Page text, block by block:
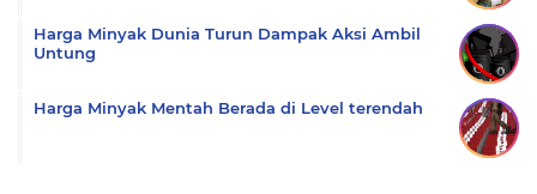
Harga Minyak Dunia Turun Dampak Aksi Ambil
Untung
Harga Minyak Mentah Berada di Level terendah